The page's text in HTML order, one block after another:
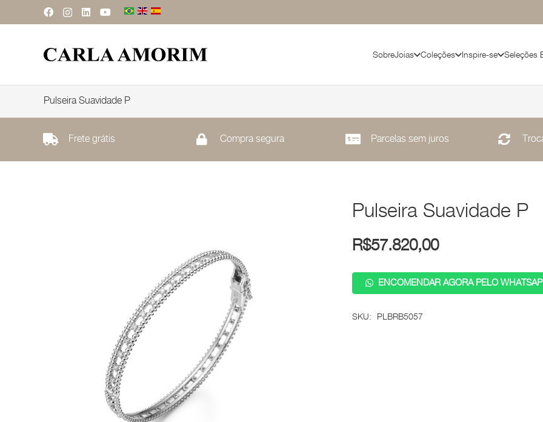
SobreJoias Coleções Inspire-se Seleções
Pulseira Suavidade P
Frete grátis Compra segura Parcelas sem juros
Pulseira Suavidade P
R$57.820,00
ENCOMENDAR AGORA PELO
SKU: PLBRB5057